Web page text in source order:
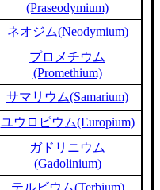
(Praseodymium)
ネオジム(Neodymium)
プロメチウム
(Promethium)
サマリウム(Samarium)
ユウロピウム(Europium)
ガドリニウム
(Gadolinium)
テルビウム(Terbium)